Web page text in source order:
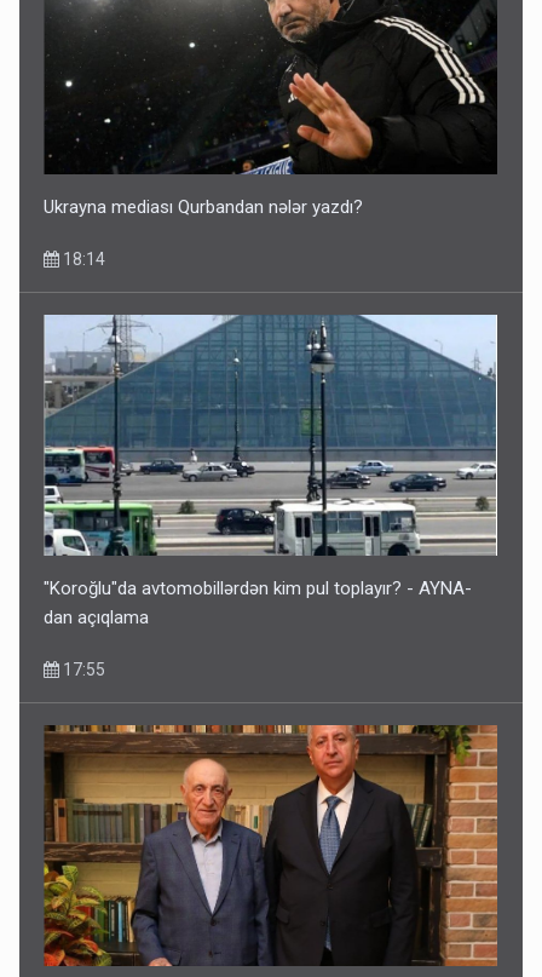
Ukrayna mediası Qurbandan nələr yazdı?
18:14
"Koroğlu"da avtomobillərdən kim pul toplayır? - AYNA-
dan açıqlama
17:55